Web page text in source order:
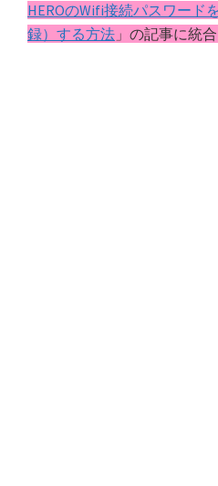
HEROのWifi接続パスワード
録）する方法 」の記事に統